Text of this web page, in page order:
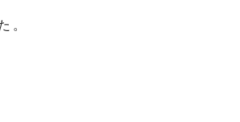
。